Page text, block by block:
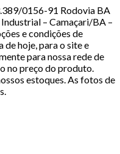
0156-91 Rodovia BA
– Camaçari/BA –
e condições de
de hoje, para o site e
para nossa rede de
no preço do produto.
estoques. As fotos de